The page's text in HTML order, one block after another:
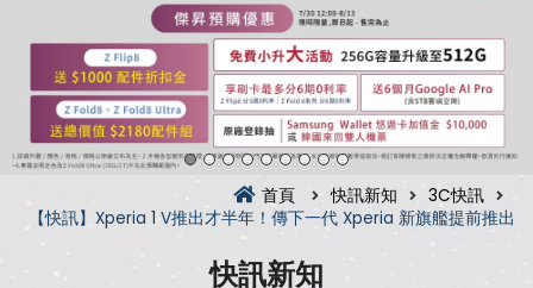
首頁 快訊新知
3C快訊
【快訊】Xperia 1 V推出才半年！傳下一代 Xperia 新旗艦提前推出
快訊新知